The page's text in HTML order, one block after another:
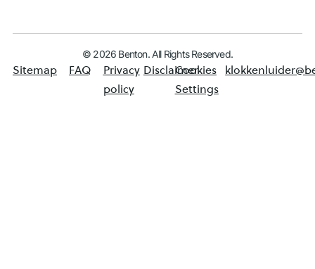
© 2026 Benton. All Rights Reserved.
Sitemap FAQ
Privacy
policy
Disclaimer
Cookies
Settings